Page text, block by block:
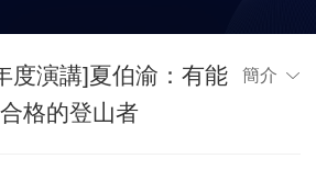
度演講]夏伯渝：有能
格的登山者
簡介